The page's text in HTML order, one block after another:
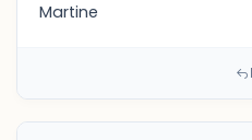
Martine